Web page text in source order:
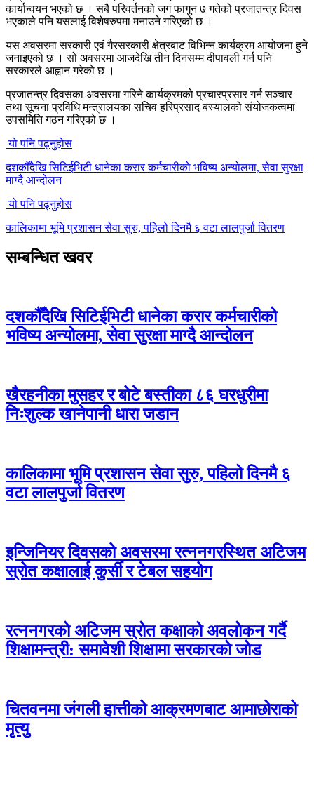
कार्यान्वयन भएको छ । सबै परिवर्तनको जग फागुन ७ गतेको प्रजातन्त्र दिवस
भएकाले पनि यसलाई विशेषरुपमा मनाउने गरिएको छ ।
यस अवसरमा सरकारी एवं गैरसरकारी क्षेत्रबाट विभिन्न कार्यक्रम आयोजना हुने
जनाइएको छ । सो अवसरमा आजदेखि तीन दिनसम्म दीपावली गर्न पनि
सरकारले आह्वान गरेको छ ।
प्रजातन्त्र दिवसका अवसरमा गरिने कार्यक्रमको प्रचारप्रसार गर्न सञ्चार
तथा सूचना प्रविधि मन्त्रालयका सचिव हरिप्रसाद बस्यालको संयोजकत्वमा
उपसमिति गठन गरिएको छ ।
यो पनि पढ्नुहोस
दशकौँदेखि सिटिईभिटी धानेका करार कर्मचारीको भविष्य अन्योलमा, सेवा सुरक्षा
माग्दै आन्दोलन
यो पनि पढ्नुहोस
कालिकामा भूमि प्रशासन सेवा सुरु, पहिलो दिनमै ६ वटा लालपुर्जा वितरण
सम्बन्धित खवर
दशकौँदेखि सिटिईभिटी धानेका करार कर्मचारीको
भविष्य अन्योलमा, सेवा सुरक्षा माग्दै आन्दोलन
खैरहनीका मुसहर र बोटे बस्तीका ८६ घरधुरीमा
निःशुल्क खानेपानी धारा जडान
कालिकामा भूमि प्रशासन सेवा सुरु, पहिलो दिनमै ६
वटा लालपुर्जा वितरण
इन्जिनियर दिवसको अवसरमा रत्ननगरस्थित अटिजम
स्रोत कक्षालाई कुर्सी र टेबल सहयोग
रत्ननगरको अटिजम स्रोत कक्षाको अवलोकन गर्दै
शिक्षामन्त्री: समावेशी शिक्षामा सरकारको जोड
चितवनमा जंगली हात्तीको आक्रमणबाट आमाछोराको
मृत्यु